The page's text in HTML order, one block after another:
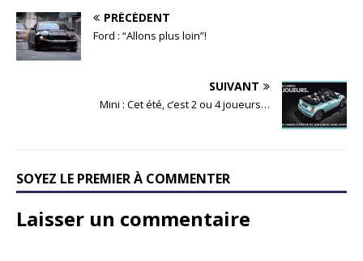
PRÉCÉDENT
Ford : “Allons plus loin”!
SUIVANT
Mini : Cet été, c’est 2 ou 4 joueurs…
SOYEZ LE PREMIER À COMMENTER
Laisser un commentaire